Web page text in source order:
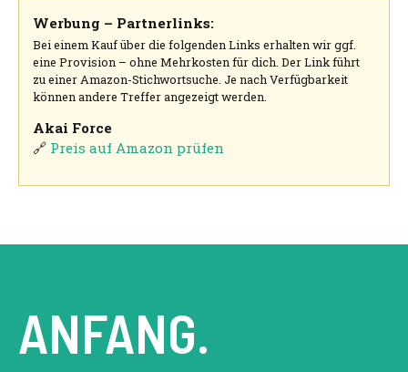
Werbung – Partnerlinks:
Bei einem Kauf über die folgenden Links erhalten wir ggf.
eine Provision – ohne Mehrkosten für dich. Der Link führt
zu einer Amazon-Stichwortsuche. Je nach Verfügbarkeit
können andere Treffer angezeigt werden.
Akai Force
🔗 Preis auf Amazon prüfen
ANFANG.